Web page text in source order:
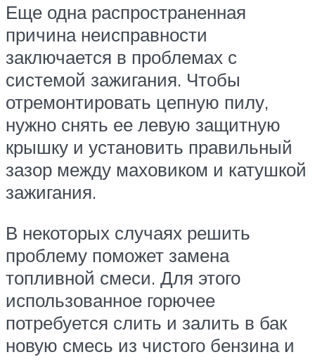
Еще одна распространенная
причина неисправности
заключается в проблемах с
системой зажигания. Чтобы
отремонтировать цепную пилу,
нужно снять ее левую защитную
крышку и установить правильный
зазор между маховиком и катушкой
зажигания.
В некоторых случаях решить
проблему поможет замена
топливной смеси. Для этого
использованное горючее
потребуется слить и залить в бак
новую смесь из чистого бензина и